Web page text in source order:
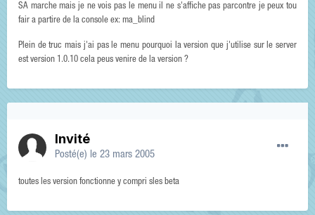
SA marche mais je ne vois pas le menu il ne s'affiche pas parcontre je peux tou
fair a partire de la console ex: ma_blind
Plein de truc mais j'ai pas le menu pourquoi la version que j'utilise sur le server
est version 1.0.10 cela peus venire de la version ?
Invité
Posté(e) le 23 mars 2005
toutes les version fonctionne y compri sles beta